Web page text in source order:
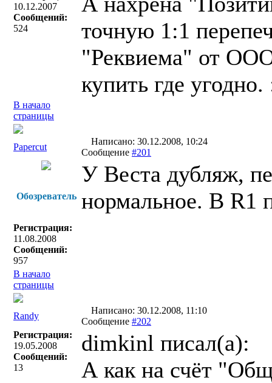
10.12.2007
Сообщений:
524
точную 1:1
"Реквиема" от
купить где угодно.
В начало
страницы
Papercut
Написано: 30.12.2008, 10:24
Сообщение #201
Обозреватель
Регистрация:
11.08.2008
Сообщений:
957
У Веста дубляж,
нормальное. В R1
В начало
страницы
Randy
Написано: 30.12.2008, 11:10
Сообщение #202
Регистрация:
19.05.2008
Сообщений:
13
dimkinl писал(a):
А как на счёт